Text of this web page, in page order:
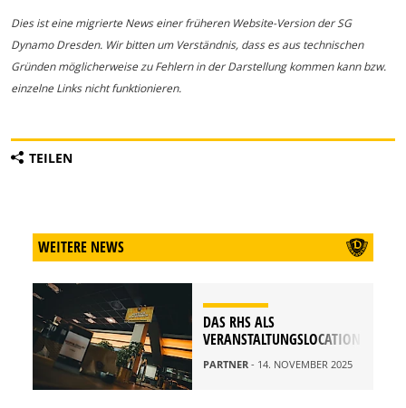
Dies ist eine migrierte News einer früheren Website-Version der SG
Dynamo Dresden. Wir bitten um Verständnis, dass es aus technischen
Gründen möglicherweise zu Fehlern in der Darstellung kommen kann bzw.
einzelne Links nicht funktionieren.
TEILEN
WEITERE NEWS
DAS RHS ALS
VERANSTALTUNGSLOCATION
PARTNER - 14. NOVEMBER 2025